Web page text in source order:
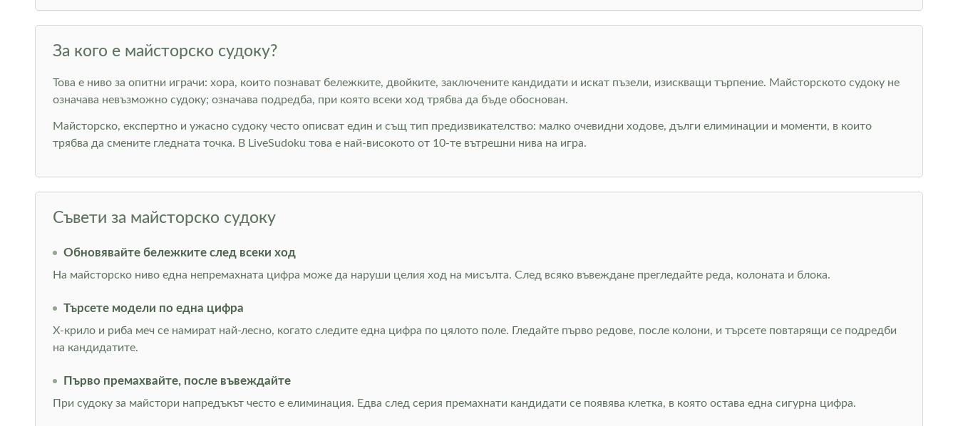
За кого е майсторско судоку?
Това е ниво за опитни играчи: хора, които познават бележките, двойките, заключените кандидати и искат пъзели, изискващи търпение. Майсторското судоку не
означава невъзможно судоку; означава подредба, при която всеки ход трябва да бъде обоснован.
Майсторско, експертно и ужасно судоку често описват един и същ тип предизвикателство: малко очевидни ходове, дълги елиминации и моменти, в които
трябва да смените гледната точка. В LiveSudoku това е най-високото от 10-те вътрешни нива на игра.
Съвети за майсторско судоку
Обновявайте бележките след всеки ход
На майсторско ниво една непремахната цифра може да наруши целия ход на мисълта. След всяко въвеждане прегледайте реда, колоната и блока.
Търсете модели по една цифра
Х-крило и риба меч се намират най-лесно, когато следите една цифра по цялото поле. Гледайте първо редове, после колони, и търсете повтарящи се подредби
на кандидатите.
Първо премахвайте, после въвеждайте
При судоку за майстори напредъкът често е елиминация. Едва след серия премахнати кандидати се появява клетка, в която остава една сигурна цифра.